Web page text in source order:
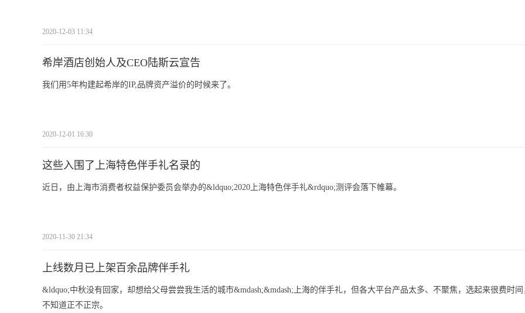
2020-12-03 11:34
希岸酒店创始人及CEO陆斯云宣告
我们用5年构建起希岸的IP,品牌资产溢价的时候来了。
2020-12-01 16:30
这些入围了上海特色伴手礼名录的
近日，由上海市消费者权益保护委员会举办的&ldquo;2020上海特色伴手礼&rdquo;测评会落下帷幕。
2020-11-30 21:34
上线数月已上架百余品牌伴手礼
&ldquo;中秋没有回家，却想给父母尝尝我生活的城市&mdash;&mdash;上海的伴手礼，但各大平台产品太多、不聚焦，选起来很费时间
不知道正不正宗。